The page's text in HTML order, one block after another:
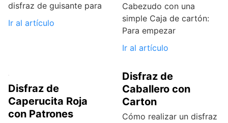
disfraz de guisante para
Ir al artículo
Cabezudo con una
simple Caja de cartón:
Para empezar
Ir al artículo
Disfraz de
Caperucita Roja
con Patrones
Disfraz de
Caballero con
Carton
Cómo realizar un disfraz